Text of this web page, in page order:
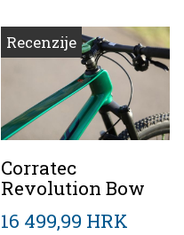
Recenzije
Corratec
Revolution Bow
16 499,99 HRK